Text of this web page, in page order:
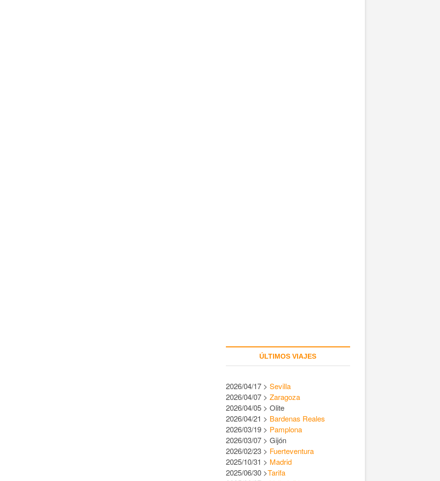
ÚLTIMOS VIAJES
2026/04/17 > Sevilla
2026/04/07 > Zaragoza
2026/04/05 > Olite
2026/04/21 > Bardenas Reales
2026/03/19 > Pamplona
2026/03/07 > Gijón
2026/02/23 > Fuerteventura
2025/10/31 > Madrid
2025/06/30 >Tarifa